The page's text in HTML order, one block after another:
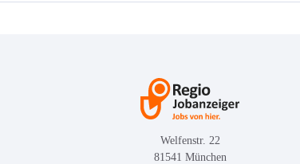
Welfenstr. 22
81541 München